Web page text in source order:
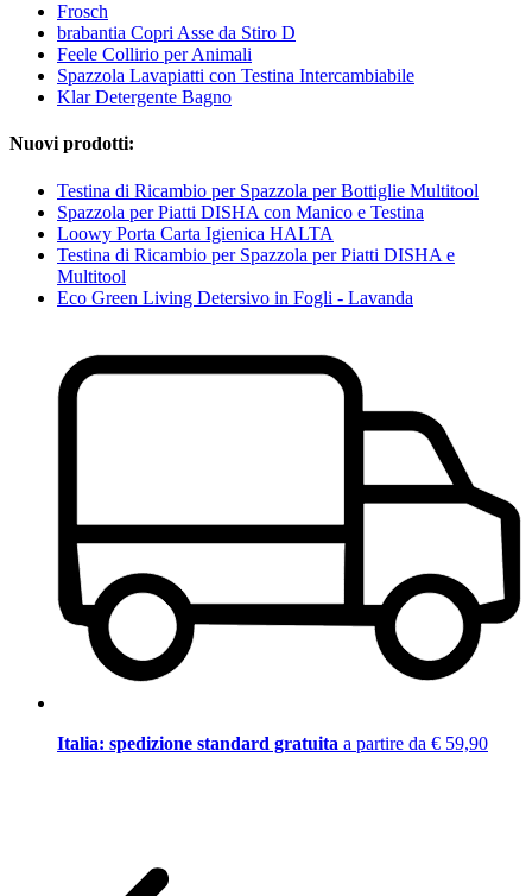
Frosch
brabantia Copri Asse da Stiro D
Feele Collirio per Animali
Spazzola Lavapiatti con Testina Intercambiabile
Klar Detergente Bagno
Nuovi prodotti:
Testina di Ricambio per Spazzola per Bottiglie Multitool
Spazzola per Piatti DISHA con Manico e Testina
Loowy Porta Carta Igienica HALTA
Testina di Ricambio per Spazzola per Piatti DISHA e
Multitool
Eco Green Living Detersivo in Fogli - Lavanda
Italia: spedizione standard gratuita a partire da € 59,90